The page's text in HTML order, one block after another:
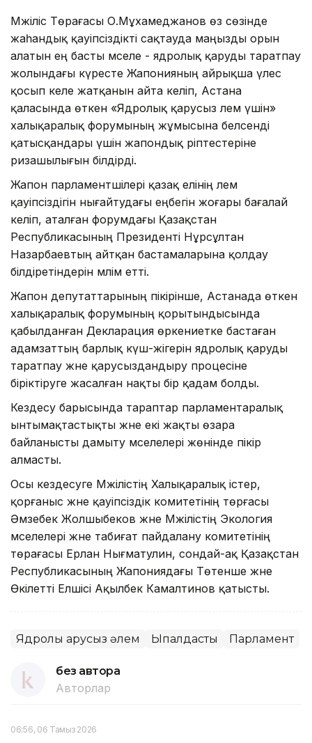
Мәжіліс Төрағасы О.Мұхамеджанов өз сөзінде
жаһандық қауіпсіздікті сақтауда маңызды орын
алатын ең басты мәселе - ядролық қаруды таратпау
жолындағы күресте Жапонияның айрықша үлес
қосып келе жатқанын айта келіп, Астана
қаласында өткен «Ядролық қарусыз әлем үшін»
халықаралық форумының жұмысына белсенді
қатысқандары үшін жапондық әріптестеріне
ризашылығын білдірді.
Жапон парламентшілері қазақ елінің әлем
қауіпсіздігін нығайтудағы еңбегін жоғары бағалай
келіп, аталған форумдағы Қазақстан
Республикасының Президенті Нұрсұлтан
Назарбаевтың айтқан бастамаларына қолдау
білдіретіндерін мәлім етті.
Жапон депутаттарының пікірінше, Астанада өткен
халықаралық форумының қорытындысында
қабылданған Декларация өркениетке бастаған
адамзаттың барлық күш-жігерін ядролық қаруды
таратпау және қарусыздандыру процесіне
біріктіруге жасалған нақты бір қадам болды.
Кездесу барысында тараптар парламентаралық
ынтымақтастықты және екі жақты өзара
байланысты дамыту мәселелері жөнінде пікір
алмасты.
Осы кездесуге Мәжілістің Халықаралық істер,
қорғаныс және қауіпсіздік комитетінің төрғасы
Әмзебек Жолшыбеков және Мәжілістің Экология
мәселелері және табиғат пайдалану комитетінің
төрағасы Ерлан Нығматулин, сондай-ақ Қазақстан
Республикасының Жапониядағы Төтенше және
Өкілетті Елшісі Ақылбек Камалтинов қатысты.
Ядролық қарусыз әлем Ықпалдастық Парламент
без автора
Авторлар
06:56, 06 Тамыз 2026